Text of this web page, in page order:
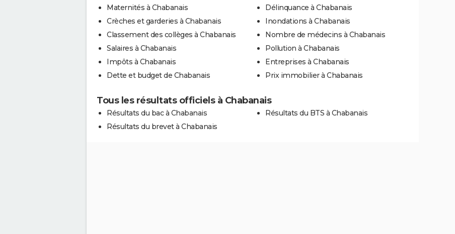
Maternités à Chabanais
Crèches et garderies à Chabanais
Classement des collèges à Chabanais
Salaires à Chabanais
Impôts à Chabanais
Dette et budget de Chabanais
Délinquance à Chabanais
Inondations à Chabanais
Nombre de médecins à Chabanais
Pollution à Chabanais
Entreprises à Chabanais
Prix immobilier à Chabanais
Tous les résultats officiels à Chabanais
Résultats du bac à Chabanais
Résultats du brevet à Chabanais
Résultats du BTS à Chabanais